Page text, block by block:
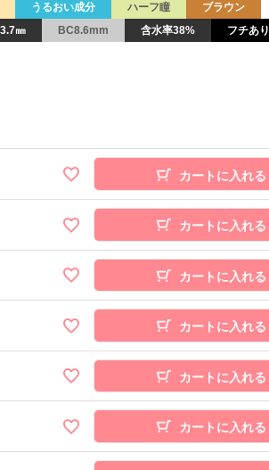
うるおい成分 ハーフ瞳
ブラウン
㎜
BC8.6mm 含水率38% フチあり
カートに入れる
カートに入れる
カートに入れる
カートに入れる
カートに入れる
カートに入れる